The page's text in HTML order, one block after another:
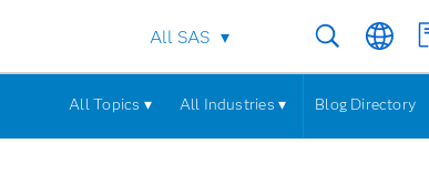
All SAS
All Topics ▾ All Industries ▾ Blog Directory